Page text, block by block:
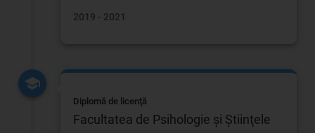
2019 - 2021
Diplomă de licenţă
Facultatea de Psihologie şi Ştiinţele